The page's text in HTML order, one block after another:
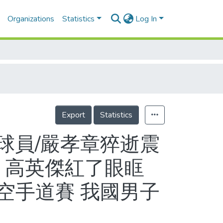
Organizations Statistics Log In
Export Statistics
員/嚴孝章猝逝震
英傑紅了眼眶
手道賽 我國男子